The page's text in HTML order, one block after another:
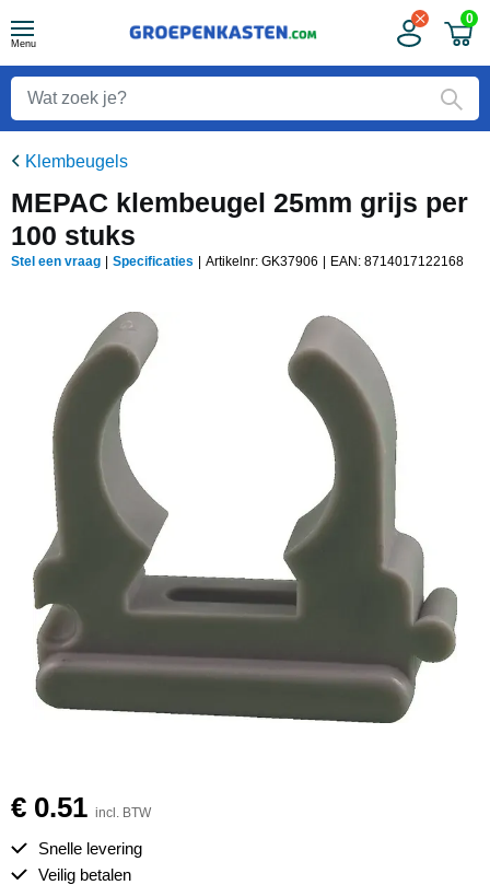
Menu
0
Klembeugels
MEPAC klembeugel 25mm grijs per
100 stuks
Stel een vraag Specificaties Artikelnr: GK37906 EAN: 8714017122168
€ 0.51 incl. BTW
Snelle levering
Veilig betalen